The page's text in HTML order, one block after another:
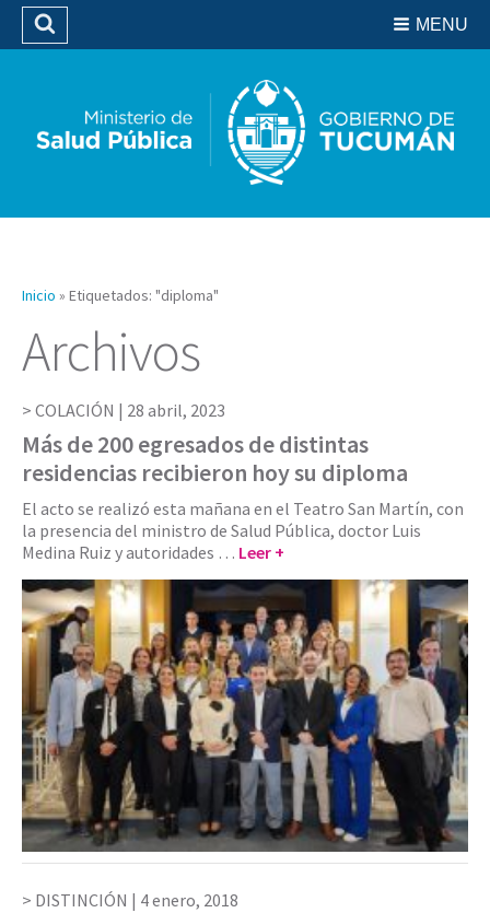
Biblioteca
MENU
Buscar
Inicio » Etiquetados: "diploma"
Archivos
COLACIÓN | 28 abril, 2023
Más de 200 egresados de distintas
residencias recibieron hoy su diploma
El acto se realizó esta mañana en el Teatro San Martín, con
la presencia del ministro de Salud Pública, doctor Luis
Medina Ruiz y autoridades … Leer +
DISTINCIÓN | 4 enero, 2018